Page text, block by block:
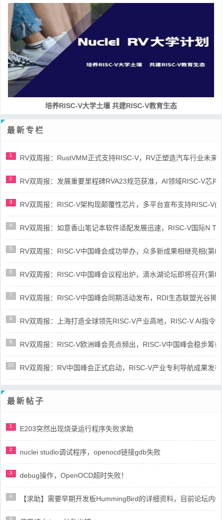
培养RISC-V大学土壤 共建RISC-V教育生态
最新专栏
1 RV双周报：RustVMM正式支持RISC-V，RV正塑造汽车行业未来
2 RV双周报：发展重要里程碑RVA23规范获准，AI领域RISC-V芯
3 RV双周报：RISC-V架构现颠覆性芯片，多平台宣布支持RISC-V(
4 RV双周报：如意香山笔记本软件适配发展迅速，RISC-V国际N
5 RV双周报：RISC-V中国峰会成功举办，众多新成果相继亮相(第
6 RV双周报：RISC-V中国峰会议程出炉，滴水湖论坛即将召开(第
7 RV双周报：RISC-V中国峰会同期活动发布，RDI生态联盟光谷揭
8 RV双周报：上海打造全球领先RISC-V产业高地，RISC-V AI指令
9 RV双周报：RISC-V欧洲峰会亮点频出，RISC-V中国峰会稳步筹
10 RV双周报：RV中国峰会正式启动，RISC-V产业专利导航成果发
最新帖子
1 E203突然出现烧录运行程序失败求助
2 nuclei studio调试程序，openocd链接gdb失败
3 debug操作，OpenOCD超时失败！
4 【求助】需要早期开发板HummingBird的详细资料，目前论坛内